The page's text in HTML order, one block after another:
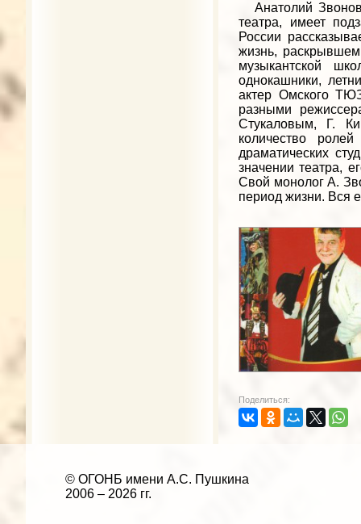
Анатолий
театра, имеет
России
жизнь,
музыкантской
однокашники,
актер Омского
разными
Стукаловым, Г.
количество
драматических
значении театра,
Свой монолог А.
период жизни. Вся
Поделиться:
© ОГОНБ имени А.С. Пушкина
2006 – 2026 гг.